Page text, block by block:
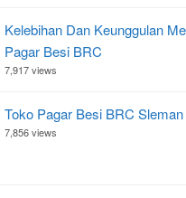
Kelebihan Dan Keunggulan
Pagar Besi BRC
7,917 views
Toko Pagar Besi BRC
7,856 views